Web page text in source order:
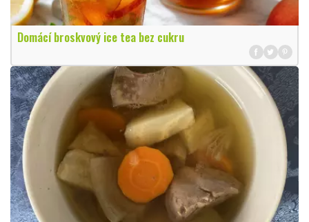
Domácí broskvový ice tea bez cukru